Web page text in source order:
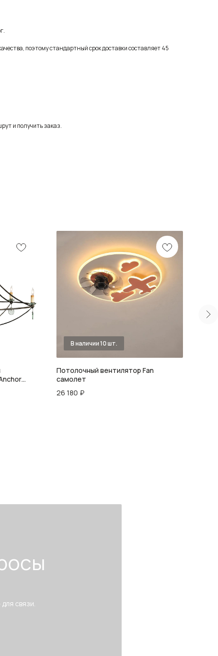
поэтому стандартный срок доставки составляет 45
и получить заказ.
Потолочный вентилятор Fan
самолет
26 180 ₽
связи.